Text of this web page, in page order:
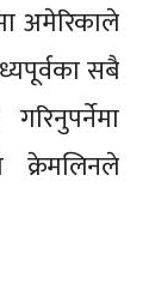
अमेरिकाले
सबै
क्रेमलिनले